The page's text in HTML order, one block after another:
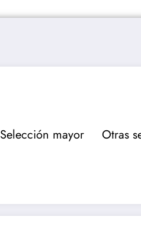
Selección mayor Otras